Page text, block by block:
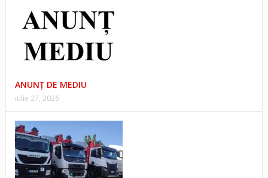
ANUNŢ DE MEDIU
iulie 27, 2026